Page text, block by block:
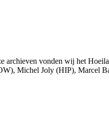
archieven vonden wij het
Michel Joly (HIP), Marcel